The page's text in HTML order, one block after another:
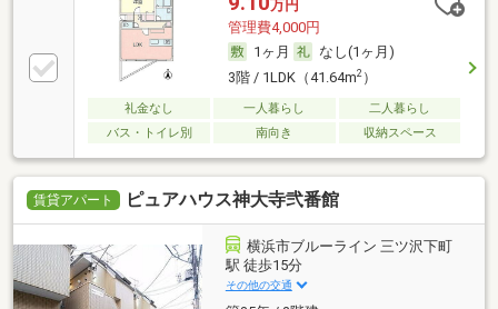
万円
管理費4,000円
1ヶ月
なし(1ヶ月)
3階 / 1LDK（41.64m2）
礼金なし 一人暮らし
二人暮らし
バス・トイレ別
南向き 収納スペース
賃貸アパート ピュアハウス神大寺弐番館
横浜市ブルーライン 三ツ沢下町
駅 徒歩15分
その他の交通